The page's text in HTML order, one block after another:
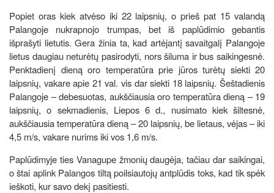
Popiet oras kiek atvėso iki 22 laipsnių, o prieš pat 15 valandą
Palangoje nukrapnojo trumpas, bet iš paplūdimio gebantis
išprašyti lietutis. Gera žinia ta, kad artėjantį savaitgalį Palangoje
lietus daugiau neturėtų pasirodyti, nors šiluma ir bus saikingesnė.
Penktadienį dieną oro temperatūra prie jūros turėtų siekti 20
laipsnių, vakare apie 21 val. vis dar siekti 18 laipsnių. Šeštadienis
Palangoje – debesuotas, aukščiausia oro temperatūra dieną – 19
laipsnių, o sekmadienis, Liepos 6 d., nusimato kiek šiltesnė,
aukščiausia temperatūra dieną – 20 laipsnių, be lietaus, vėjas – iki
4,5 m/s, vakare nurims iki vos 1,6 m/s.
Paplūdimyje ties Vanagupe žmonių daugėja, tačiau dar saikingai,
o štai aplink Palangos tiltą poilsiautojų antplūdis toks, kad tik spėk
ieškoti, kur savo dekį pasitiesti.